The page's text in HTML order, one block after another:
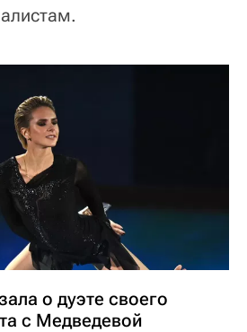
о дуэте своего
с Медведевой